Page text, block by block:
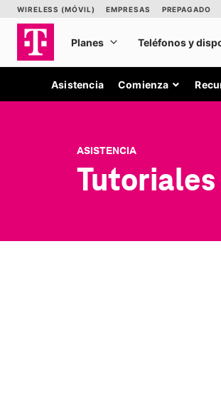
Asistencia Comienza
ASISTENCIA
Tutoriales